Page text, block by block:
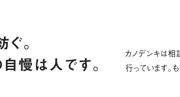
。
慢は人です。
カノデンキは相
行っています。